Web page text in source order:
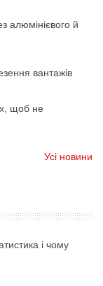
алюмінієвого й
вантажів
щоб не
Усі новини
і чому